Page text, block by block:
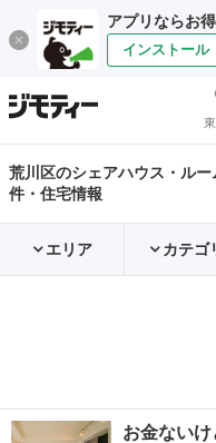
アプリならお
インストール
荒川区のシェアハウス・ル
件・住宅情報
エリア カテゴ
お金ない